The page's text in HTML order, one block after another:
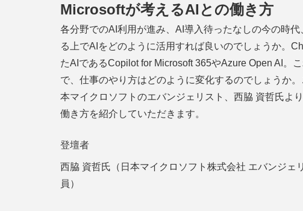
Microsoftが考えるAIとの働き方
各分野でのAI利用が進み、AI導入待ったなしの今の時
る上でAIをどのように活用すれば良いのでしょうか。
たAIであるCopilot for Microsoft 365やAzure Open AI。
で、仕事のやり方はどのように変化するのでしょうか
本マイクロソフトのエバンジェリスト、西脇 資哲氏よ
働き方を紹介していただきます。
登壇者
西脇 資哲氏（日本マイクロソフト株式会社 エバンジェ
員）